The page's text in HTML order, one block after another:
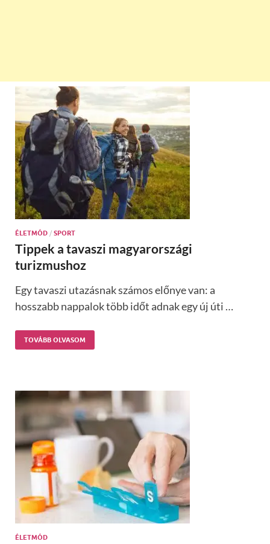
ÉLETMÓD / SPORT
Tippek a tavaszi magyarországi
turizmushoz
Egy tavaszi utazásnak számos előnye van: a
hosszabb nappalok több időt adnak egy új úti …
TOVÁBB OLVASOM
ÉLETMÓD